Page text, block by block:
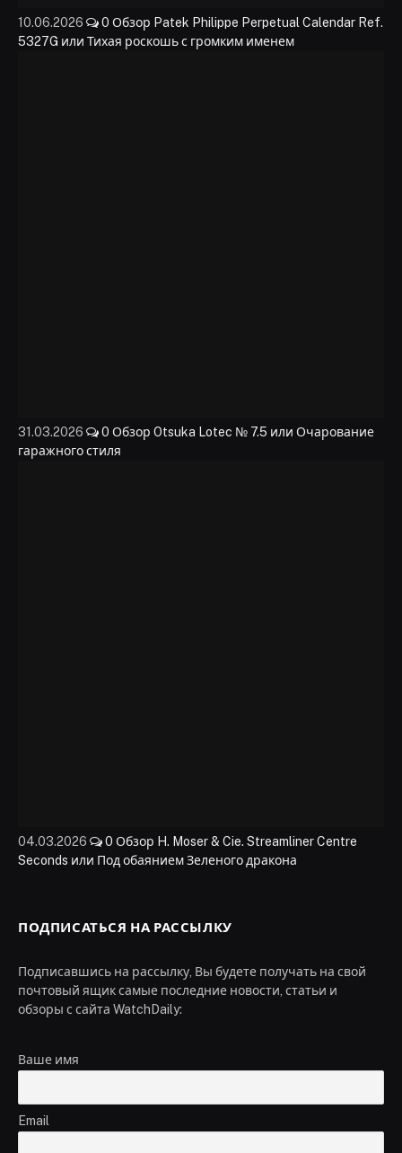
10.06.2026 0 Обзор Patek Philippe Perpetual Calendar Ref.
5327G или Тихая роскошь с громким именем
31.03.2026 0 Обзор Otsuka Lotec № 7.5 или Очарование
гаражного стиля
04.03.2026 0 Обзор H. Moser & Cie. Streamliner Centre
Seconds или Под обаянием Зеленого дракона
ПОДПИСАТЬСЯ НА РАССЫЛКУ
Подписавшись на рассылку, Вы будете получать на свой
почтовый ящик самые последние новости, статьи и
обзоры с сайта WatchDaily:
Ваше имя
Email